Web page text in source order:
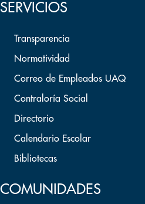
SERVICIOS
Transparencia
Normatividad
Correo de Empleados UAQ
Contraloría Social
Directorio
Calendario Escolar
Bibliotecas
COMUNIDADES